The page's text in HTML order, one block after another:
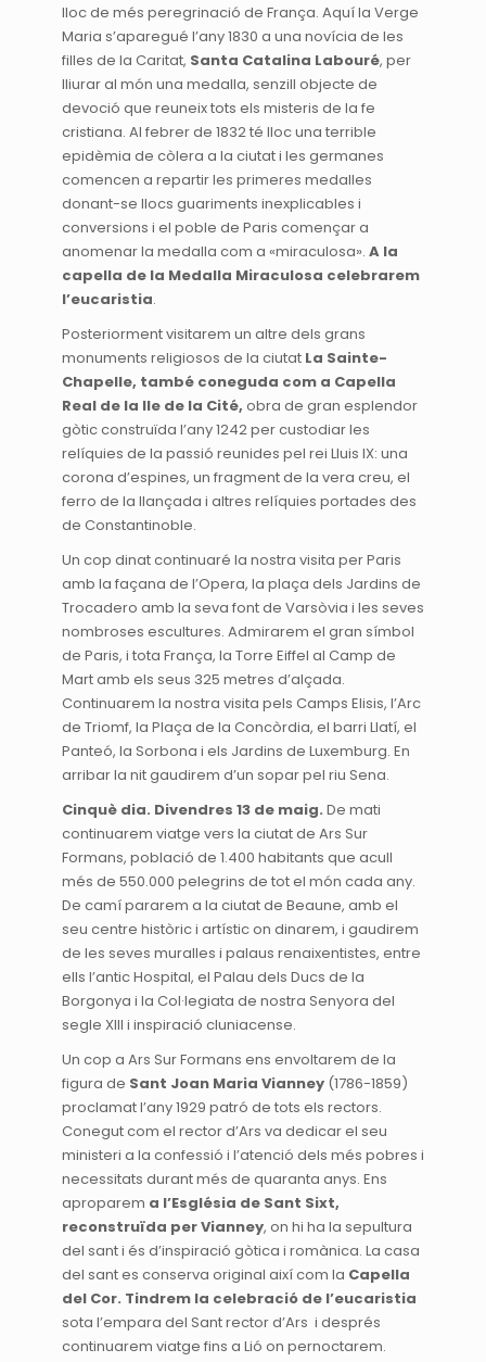
lloc de més peregrinació de França. Aquí la Verge
Maria s’aparegué l’any 1830 a una novícia de les
filles de la Caritat, Santa Catalina Labouré, per
lliurar al món una medalla, senzill objecte de
devoció que reuneix tots els misteris de la fe
cristiana. Al febrer de 1832 té lloc una terrible
epidèmia de còlera a la ciutat i les germanes
comencen a repartir les primeres medalles
donant-se llocs guariments inexplicables i
conversions i el poble de Paris començar a
anomenar la medalla com a «miraculosa». A la
capella de la Medalla Miraculosa celebrarem
l’eucaristia.
Posteriorment visitarem un altre dels grans
monuments religiosos de la ciutat La Sainte-
Chapelle, també coneguda com a Capella
Real de la Ile de la Cité, obra de gran esplendor
gòtic construïda l’any 1242 per custodiar les
relíquies de la passió reunides pel rei Lluis IX: una
corona d’espines, un fragment de la vera creu, el
ferro de la llançada i altres relíquies portades des
de Constantinoble.
Un cop dinat continuaré la nostra visita per Paris
amb la façana de l’Opera, la plaça dels Jardins de
Trocadero amb la seva font de Varsòvia i les seves
nombroses escultures. Admirarem el gran símbol
de Paris, i tota França, la Torre Eiffel al Camp de
Mart amb els seus 325 metres d’alçada.
Continuarem la nostra visita pels Camps Elisis, l’Arc
de Triomf, la Plaça de la Concòrdia, el barri Llatí, el
Panteó, la Sorbona i els Jardins de Luxemburg. En
arribar la nit gaudirem d’un sopar pel riu Sena.
Cinquè dia. Divendres 13 de maig. De mati
continuarem viatge vers la ciutat de Ars Sur
Formans, població de 1.400 habitants que acull
més de 550.000 pelegrins de tot el món cada any.
De camí pararem a la ciutat de Beaune, amb el
seu centre històric i artístic on dinarem, i gaudirem
de les seves muralles i palaus renaixentistes, entre
ells l’antic Hospital, el Palau dels Ducs de la
Borgonya i la Col·legiata de nostra Senyora del
segle XIII i inspiració cluniacense.
Un cop a Ars Sur Formans ens envoltarem de la
figura de Sant Joan Maria Vianney (1786-1859)
proclamat l’any 1929 patró de tots els rectors.
Conegut com el rector d’Ars va dedicar el seu
ministeri a la confessió i l’atenció dels més pobres i
necessitats durant més de quaranta anys. Ens
aproparem a l’Església de Sant Sixt,
reconstruïda per Vianney, on hi ha la sepultura
del sant i és d’inspiració gòtica i romànica. La casa
del sant es conserva original així com la Capella
del Cor. Tindrem la celebració de l’eucaristia
sota l’empara del Sant rector d’Ars i després
continuarem viatge fins a Lió on pernoctarem.